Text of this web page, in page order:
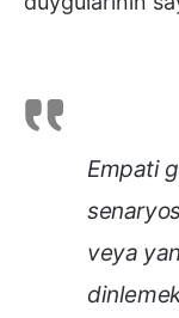
Empati
veya